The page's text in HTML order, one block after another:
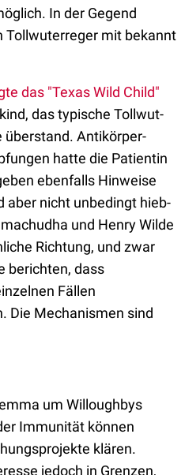
In der Gegend
Tollwuterreger mit bekannt
das "Texas Wild Child"
das typische Tollwut-
Antikörper-
hatte die Patientin
ebenfalls Hinweise
aber nicht unbedingt hieb-
und Henry Wilde
Richtung, und zwar
berichten, dass
Fällen
Die Mechanismen sind
um Willoughbys
Immunität können
klären.
jedoch in Grenzen,